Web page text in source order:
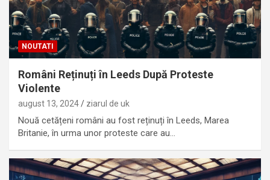
NOUTATI
Români Reținuți în Leeds După Proteste
Violente
august 13, 2024 ziarul de uk
Nouă cetățeni români au fost reținuți în Leeds, Marea
Britanie, în urma unor proteste care au…